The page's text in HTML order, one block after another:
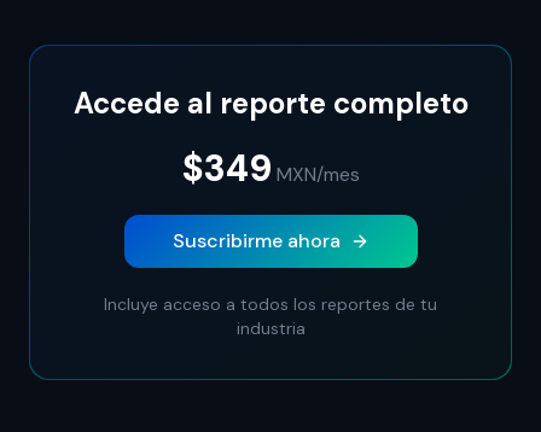
Accede al reporte completo
$349 MXN/mes
Suscribirme ahora
Incluye acceso a todos los reportes de tu
industria